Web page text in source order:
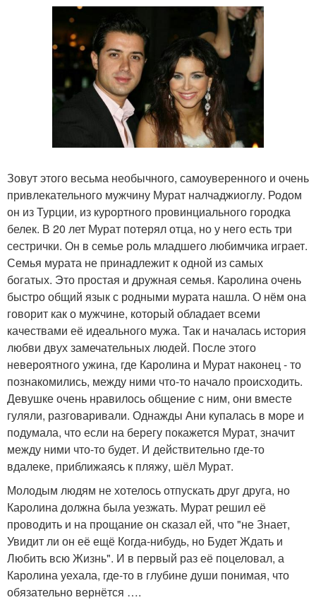
Зовут этого весьма необычного, самоуверенного и очень
привлекательного мужчину Мурат налчаджиоглу. Родом
он из Турции, из курортного провинциального городка
белек. В 20 лет Мурат потерял отца, но у него есть три
сестрички. Он в семье роль младшего любимчика играет.
Семья мурата не принадлежит к одной из самых
богатых. Это простая и дружная семья. Каролина очень
быстро общий язык с родными мурата нашла. О нём она
говорит как о мужчине, который обладает всеми
качествами её идеального мужа. Так и началась история
любви двух замечательных людей. После этого
невероятного ужина, где Каролина и Мурат наконец - то
познакомились, между ними что-то начало происходить.
Девушке очень нравилось общение с ним, они вместе
гуляли, разговаривали. Однажды Ани купалась в море и
подумала, что если на берегу покажется Мурат, значит
между ними что-то будет. И действительно где-то
вдалеке, приближаясь к пляжу, шёл Мурат.
Молодым людям не хотелось отпускать друг друга, но
Каролина должна была уезжать. Мурат решил её
проводить и на прощание он сказал ей, что "не Знает,
Увидит ли он её ещё Когда-нибудь, но Будет Ждать и
Любить всю Жизнь". И в первый раз её поцеловал, а
Каролина уехала, где-то в глубине души понимая, что
обязательно вернётся ….